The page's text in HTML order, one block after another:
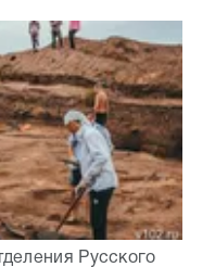
Русского